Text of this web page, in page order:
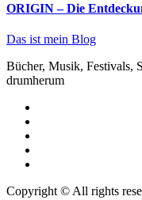
ORIGIN – Die
Das ist mein Blog
Bücher, Musik, Festivals,
drumherum
Copyright © All rights